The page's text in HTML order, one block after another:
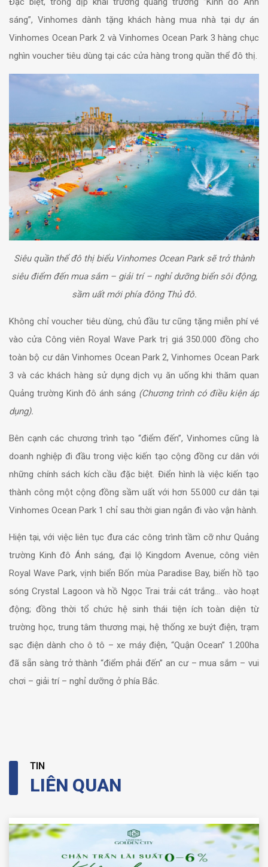
sáng”, Vinhomes dành tặng khách hàng mua nhà tại dự án
Vinhomes Ocean Park 2 và Vinhomes Ocean Park 3 hàng chục
nghìn voucher tiêu dùng tại các cửa hàng trong quần thể đô thị.
Siêu quần thể đô thị biểu Vinhomes Ocean Park sẽ trở thành
siêu điểm đến mua sắm – giải trí – nghỉ dưỡng biển sôi động,
sầm uất mới phía đông Thủ đô.
Không chỉ voucher tiêu dùng, chủ đầu tư cũng tặng miễn phí vé
vào cửa Công viên Royal Wave Park trị giá 350.000 đồng cho
toàn bộ cư dân Vinhomes Ocean Park 2, Vinhomes Ocean Park
3 và các khách hàng sử dụng dịch vụ ăn uống khi thăm quan
Quảng trường Kinh đô ánh sáng (Chương trình có điều kiện áp
dụng).
Bên cạnh các chương trình tạo “điểm đến”, Vinhomes cũng là
doanh nghiệp đi đầu trong việc kiến tạo cộng đồng cư dân với
những chính sách kích cầu đặc biệt. Điển hình là việc kiến tạo
thành công một cộng đồng sầm uất với hơn 55.000 cư dân tại
Vinhomes Ocean Park 1 chỉ sau thời gian ngắn đi vào vận hành.
Hiện tại, với việc liên tục đưa các công trình tầm cỡ như Quảng
trường Kinh đô Ánh sáng, đại lộ Kingdom Avenue, công viên
Royal Wave Park, vịnh biển Bốn mùa Paradise Bay, biển hồ tạo
sóng Crystal Lagoon và hồ Ngọc Trai trải cát trắng… vào hoạt
động; đồng thời tổ chức hệ sinh thái tiện ích toàn diện từ
trường học, trung tâm thương mại, hệ thống xe buýt điện, trạm
sạc điện dành cho ô tô – xe máy điện, “Quận Ocean” 1.200ha
đã sẵn sàng trở thành “điểm phải đến” an cư – mua sắm – vui
chơi – giải trí – nghỉ dưỡng ở phía Bắc.
TIN
LIÊN QUAN